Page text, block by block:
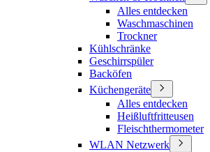
Alles entdecken
Waschmaschinen
Trockner
Kühlschränke
Geschirrspüler
Backöfen
Küchengeräte
Alles entdecken
Heißluftfritteusen
Fleischthermometer
WLAN Netzwerk